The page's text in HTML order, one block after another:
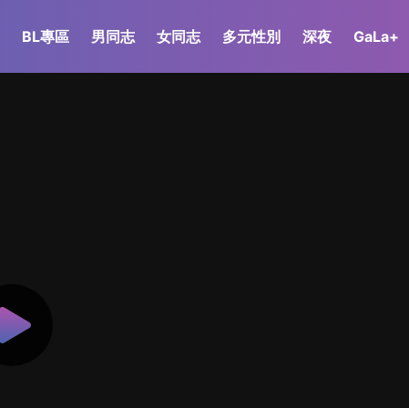
BL專區 男同志 女同志 多元性別 深夜 GaLa+